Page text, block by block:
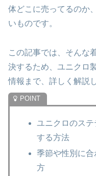
体どこに売ってるのか
いものです。
この記事では、そんな
決するため、ユニクロ
情報まで、詳しく解説
ユニクロのス
する方法
季節や性別に
方